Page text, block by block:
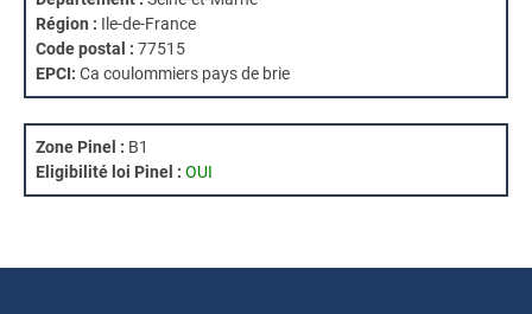
Région : Ile-de-France
Code postal : 77515
EPCI: Ca coulommiers pays de brie
Zone Pinel : B1
Eligibilité loi Pinel : OUI